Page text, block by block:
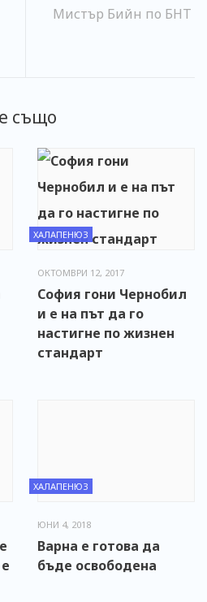
Мистър Бийн по БНТ
също
ХАЛАПЕНЮЗ
ОКТОМВРИ 12, 2017
София гони Чернобил
и е на път да го
настигне по жизнен
стандарт
ХАЛАПЕНЮЗ
ЮНИ 4, 2018
Варна е готова да
бъде освободена